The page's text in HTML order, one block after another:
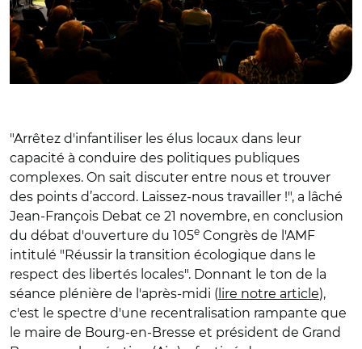
"Arrêtez d'infantiliser les élus locaux dans leur
capacité à conduire des politiques publiques
complexes. On sait discuter entre nous et trouver
des points d’accord. Laissez-nous travailler !", a lâché
Jean-François Debat ce 21 novembre, en conclusion
du débat d'ouverture du 105e Congrès de l'AMF
intitulé "Réussir la transition écologique dans le
respect des libertés locales". Donnant le ton de la
séance plénière de l'après-midi ( lire notre article),
c'est le spectre d'une recentralisation rampante que
le maire de Bourg-en-Bresse et président de Grand